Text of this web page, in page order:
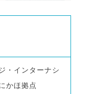
・インターナシ
かほ拠点